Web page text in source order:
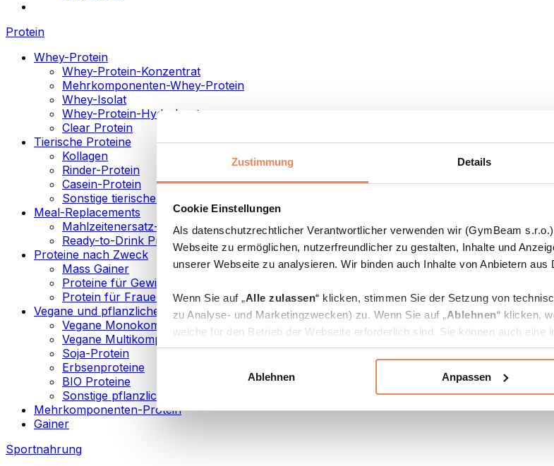
Zustimmung Details
Cookie Einstellungen
Als datenschutzrechtlicher Verantwortlicher verwenden wir (GymBeam
Webseite zu ermöglichen, nutzerfreundlicher zu gestalten, Inhalte und
unserer Webseite zu analysieren. Wir binden auch Inhalte von Anbietern
Wenn Sie auf „Alle zulassen“ klicken, stimmen Sie der Setzung von
zu Analyse- und Marketingzwecken) zu. Wenn Sie auf „Ablehnen“ klicken,
welche für den Betrieb der Webseite erforderlich sind. Sie können auch eine
„Anpassen“ einzelne Kategorien an- oder abwählen und „Auswahl erlauben
Weitere Informationen über die Verarbeitung Ihrer Daten finden Sie in den
Ablehnen Anpassen
Protein
Whey-Protein
Whey-Protein-Konzentrat
Mehrkomponenten-Whey-Protein
Whey-Isolat
Whey-Protein-Hydrolysat
Clear Protein
Tierische Proteine
Kollagen
Rinder-Protein
Casein-Protein
Sonstige tierische Proteine
Meal-Replacements
Mahlzeitenersatz-Pulver
Ready-to-Drink Proteingetränke
Proteine nach Zweck
Mass Gainer
Proteine für Gewichtsverlust
Protein für Frauen
Vegane und pflanzliche Proteine
Vegane Monokomponenten-Proteine
Vegane Multikomponenten-Proteine
Soja-Protein
Erbsenproteine
BIO Proteine
Sonstige pflanzliche Proteine
Mehrkomponenten-Protein
Gainer
Sportnahrung